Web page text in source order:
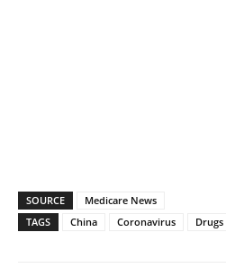
SOURCE
Medicare News
TAGS
China Coronavirus Drugs